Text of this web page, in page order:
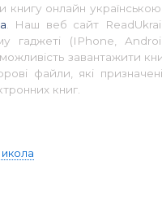
книгу онлайн
. Наш веб сайт
гаджеті (IPhone,
завантажити
файли, які
книг.